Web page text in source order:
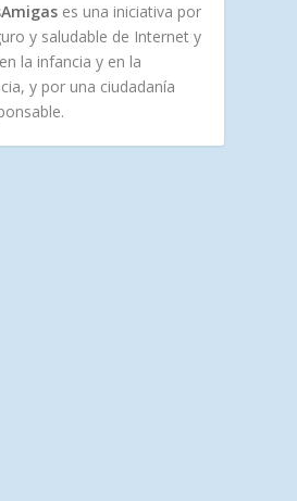
es una iniciativa por
y saludable de Internet y
la infancia y en la
y por una ciudadanía